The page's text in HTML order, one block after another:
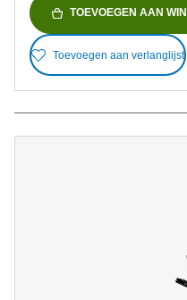
TOEVOEGEN AAN
Toevoegen aan verlanglijst